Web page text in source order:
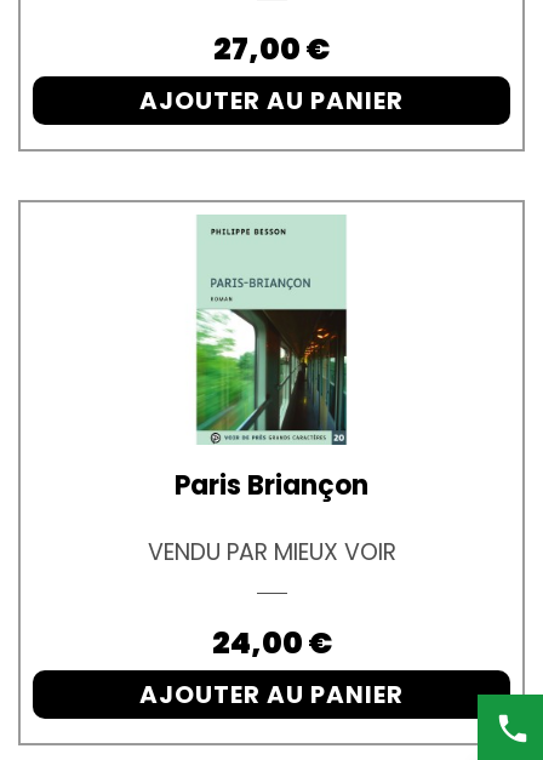
Prix
27,00 €
AJOUTER AU PANIER
Paris Briançon
VENDU PAR MIEUX VOIR
Prix
24,00 €
AJOUTER AU PANIER
phone